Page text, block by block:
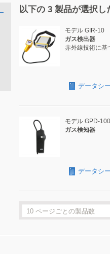
以下の3 製品が選択し
モデル GIR-10
ガス検出器
赤外線技術に基
データシ
モデル GPD-
ガス検知器
データシ